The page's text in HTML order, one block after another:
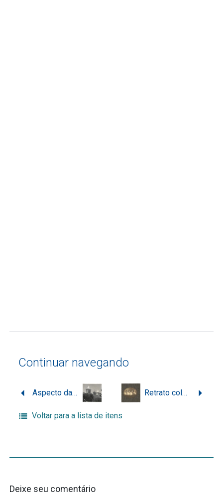
Continuar navegando
Aspecto da fachada da Igreja Matriz Santo Antônio dos Anjos, em Laguna Retrato coletivo de mulheres
Voltar para a lista de itens
Deixe seu comentário